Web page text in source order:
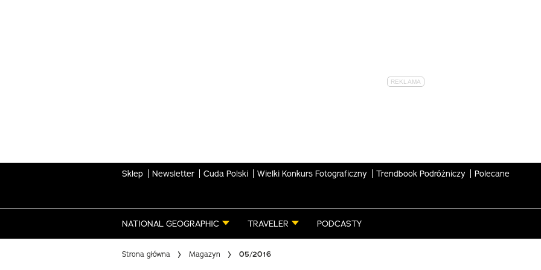
Sklep Newsletter Cuda Polski Wielki Konkurs Fotograficzny Trendbook Podróżniczy Polecane
NATIONAL GEOGRAPHIC TRAVELER PODCASTY
Strona główna Magazyn 05/2016